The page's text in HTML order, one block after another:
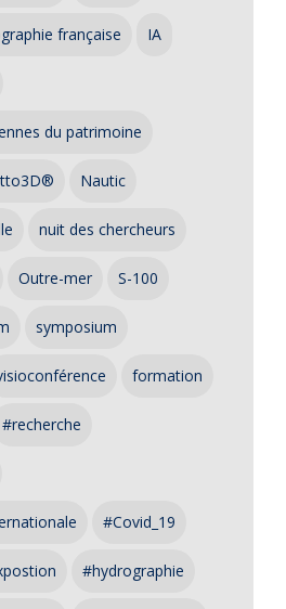
française IA
du patrimoine
Nautic
nuit des chercheurs
Outre-mer S-100
symposium
formation
#recherche
#Covid_19
#hydrographie